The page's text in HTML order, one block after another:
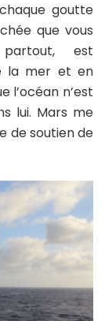
goutte
que vous
est
la mer et en
l’océan n’est
lui. Mars me
de soutien de